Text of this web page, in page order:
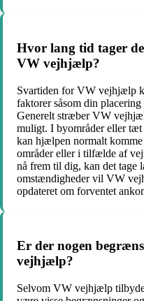
Hvor lang tid tager
VW vejhjælp?
Svartiden for VW vejhjælp
faktorer såsom din
Generelt stræber VW
muligt. I byområder eller
kan hjælpen normalt
områder eller i tilfælde af
nå frem til dig, kan det tage
omstændigheder vil VW
opdateret om forventet
Er der nogen
vejhjælp?
Selvom VW vejhjælp